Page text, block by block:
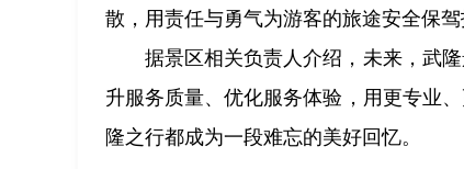
散，用责任与勇气为游客的旅途安全保
据景区相关负责人介绍，未来，武
升服务质量、优化服务体验，用更专业
隆之行都成为一段难忘的美好回忆。